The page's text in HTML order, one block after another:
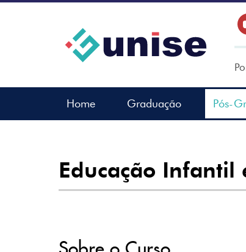
Home Graduação Pós-
Educação Infantil